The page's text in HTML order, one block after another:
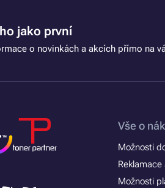
jako první
o novinkách a akcích přímo na
Vše o
Možnosti
Možnosti